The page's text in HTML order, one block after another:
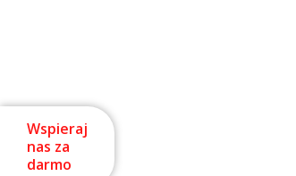
Wspieraj
nas za
darmo